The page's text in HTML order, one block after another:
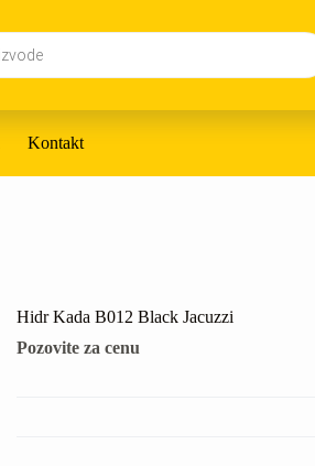
Kontakt
Hidr Kada B012 Black Jacuzzi
Pozovite za cenu